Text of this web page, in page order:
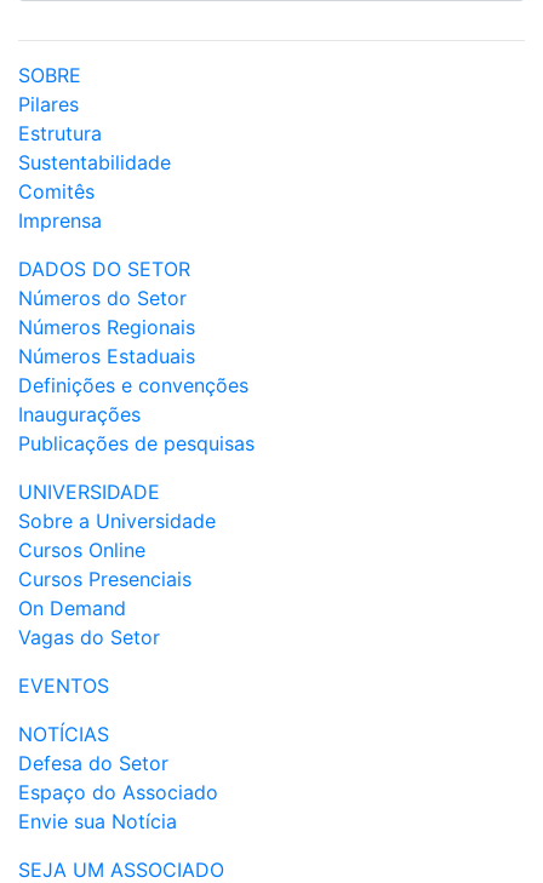
SOBRE
Pilares
Estrutura
Sustentabilidade
Comitês
Imprensa
DADOS DO SETOR
Números do Setor
Números Regionais
Números Estaduais
Definições e convenções
Inaugurações
Publicações de pesquisas
UNIVERSIDADE
Sobre a Universidade
Cursos Online
Cursos Presenciais
On Demand
Vagas do Setor
EVENTOS
NOTÍCIAS
Defesa do Setor
Espaço do Associado
Envie sua Notícia
SEJA UM ASSOCIADO